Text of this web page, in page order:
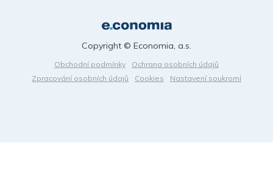
Obchodní podmínky
Ochrana osobních údajů
Zpracování osobních údajů
Cookies Nastavení soukromí
Copyright © Economia, a.s.